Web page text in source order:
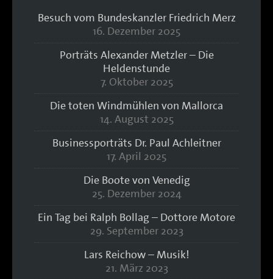
Besuch vom Bundeskanzler Friedrich Merz
16. Dezember 2025
Porträts Alexander Metzler – Die
Heldenstunde
7. Oktober 2025
Die toten Windmühlen von Mallorca
14. August 2025
Businessporträts Dr. Paul Achleitner
17. April 2025
Die Boote von Venedig
25. Dezember 2024
Ein Tag bei Ralph Bollag – Dottore Motore
29. September 2023
Lars Reichow – Musik!
21. März 2023